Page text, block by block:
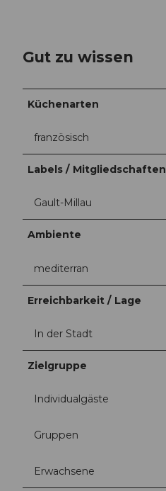
Gut zu wissen
Küchenarten
französisch
Labels / Mitgliedschaften
Gault-Millau
Ambiente
mediterran
Erreichbarkeit / Lage
In der Stadt
Zielgruppe
Individualgäste
Gruppen
Erwachsene